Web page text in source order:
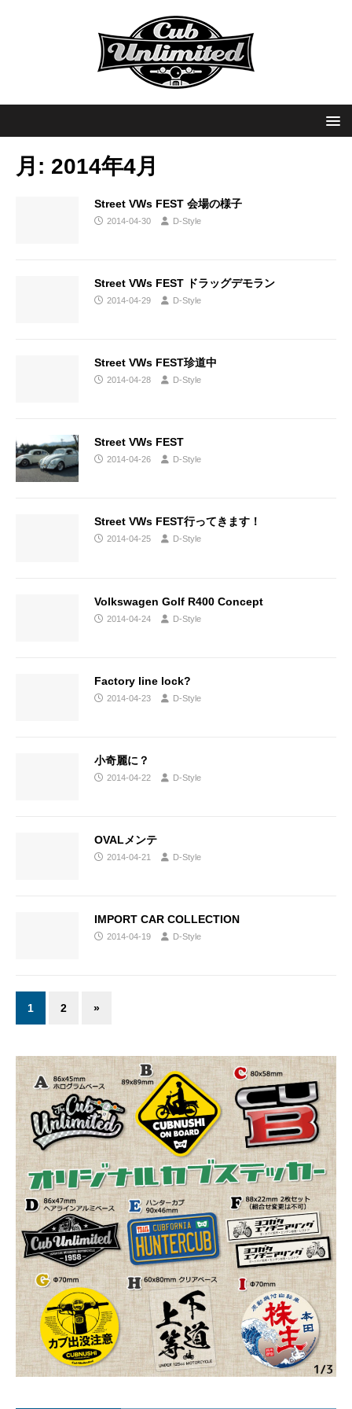
月: 2014年4月
Street VWs FEST 会場の様子
2014-04-30 D-Style
Street VWs FEST ドラッグデモラン
2014-04-29 D-Style
Street VWs FEST珍道中
2014-04-28 D-Style
Street VWs FEST
2014-04-26 D-Style
Street VWs FEST行ってきます！
2014-04-25 D-Style
Volkswagen Golf R400 Concept
2014-04-24 D-Style
Factory line lock?
2014-04-23 D-Style
小奇麗に？
2014-04-22 D-Style
OVALメンテ
2014-04-21 D-Style
IMPORT CAR COLLECTION
2014-04-19 D-Style
1 2 »